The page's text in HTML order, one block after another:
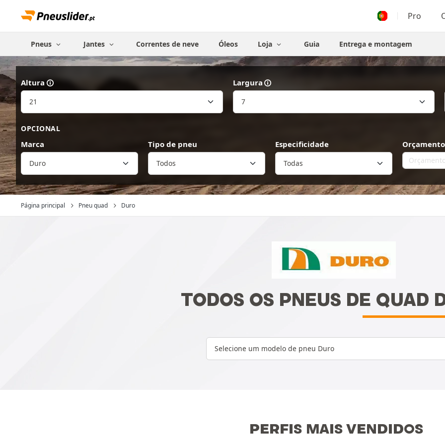
Pro
Pneus Jantes Correntes de neve Óleos Loja Guia Entrega e montagem
Altura Largura
OPCIONAL
Marca
Duro
Tipo de pneu Especificidade
Todas
Página principal Pneu quad Duro
TODOS OS PNEUS DE QUAD
Selecione um modelo de pneu Duro
PERFIS MAIS VENDIDOS